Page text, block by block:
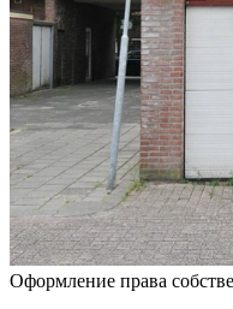
Оформление права